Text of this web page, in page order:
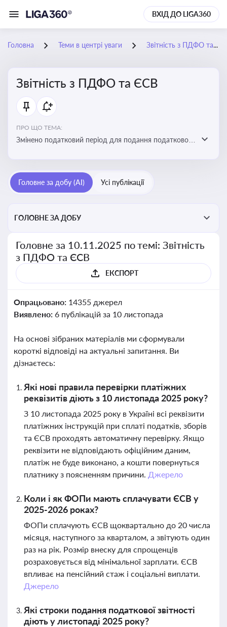
ВХІД ДО LIGA360
Головна Теми в центрі уваги Звітність з ПДФО та ЄСВ
Звітність з ПДФО та ЄСВ
ПРО ЩО ТЕМА:
Змінено податковий період для подання податкового
Головне за добу (AI) Усі публікації
ГОЛОВНЕ ЗА ДОБУ
Головне за 10.11.2025 по темі: Звітність
з ПДФО та ЄСВ
ЕКСПОРТ
Опрацьовано: 14355 джерел
Виявлено: 6 публікацій за 10 листопада
На основі зібраних матеріалів ми сформували
короткі відповіді на актуальні запитання. Ви
дізнаєтесь:
Які нові правила перевірки платіжних
реквізитів діють з 10 листопада 2025 року?
З 10 листопада 2025 року в Україні всі реквізити
платіжних інструкцій при сплаті податків, зборів
та ЄСВ проходять автоматичну перевірку. Якщо
реквізити не відповідають офіційним даним,
платіж не буде виконано, а кошти повернуться
платнику з поясненням причини. Джерело
Коли і як ФОПи мають сплачувати ЄСВ у
2025-2026 роках?
ФОПи сплачують ЄСВ щоквартально до 20 числа
місяця, наступного за кварталом, а звітують один
раз на рік. Розмір внеску для спрощенців
розраховується від мінімальної зарплати. ЄСВ
впливає на пенсійний стаж і соціальні виплати.
Джерело
Які строки подання податкової звітності
діють у листопаді 2025 року?